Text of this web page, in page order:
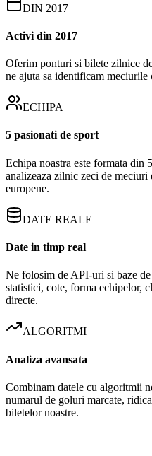
DIN 2017
Activi din 2017
Oferim ponturi si bilete zilnice
ne ajuta sa identificam meciurile
ECHIPA
5 pasionati de sport
Echipa noastra este formata din
analizeaza zilnic zeci de
europene.
DATE REALE
Date in timp real
Ne folosim de API-uri si baze
statistici, cote, forma echipelor,
directe.
ALGORITMI
Analiza avansata
Combinam datele cu algoritmii
numarul de goluri marcate,
biletelor noastre.